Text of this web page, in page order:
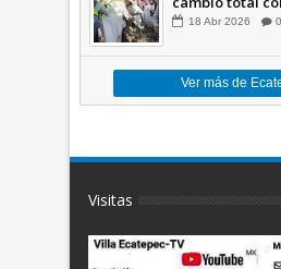
conjunto:
18 Abr 2026 0
Ver más de
Visitas